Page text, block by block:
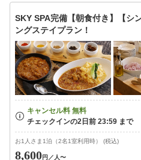
SKY SPA完備【朝食付き】【シ
ングステイプラン！
お1人さま1泊（2名1室利用時） (税込)
8,600円 ／人〜